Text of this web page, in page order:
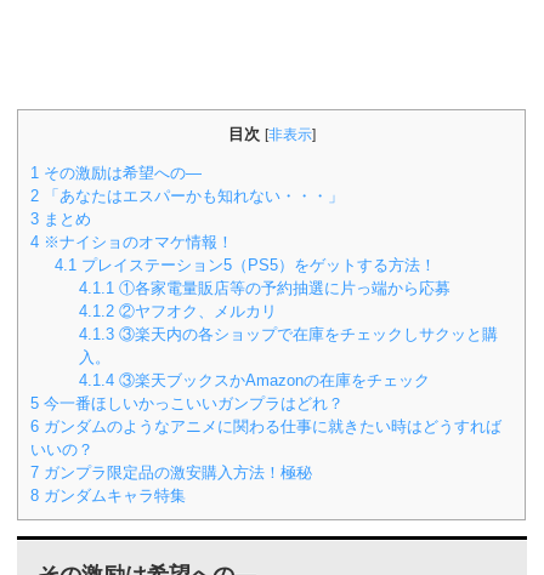
目次 [非表示]
1 その激励は希望への―
2 「あなたはエスパーかも知れない・・・」
3 まとめ
4 ※ナイショのオマケ情報！
4.1 プレイステーション5（PS5）をゲットする方法！
4.1.1 ①各家電量販店等の予約抽選に片っ端から応募
4.1.2 ②ヤフオク、メルカリ
4.1.3 ③楽天内の各ショップで在庫をチェックしサクッと購
入。
4.1.4 ③楽天ブックスかAmazonの在庫をチェック
5 今一番ほしいかっこいいガンプラはどれ？
6 ガンダムのようなアニメに関わる仕事に就きたい時はどうすれば
いいの？
7 ガンプラ限定品の激安購入方法！極秘
8 ガンダムキャラ特集